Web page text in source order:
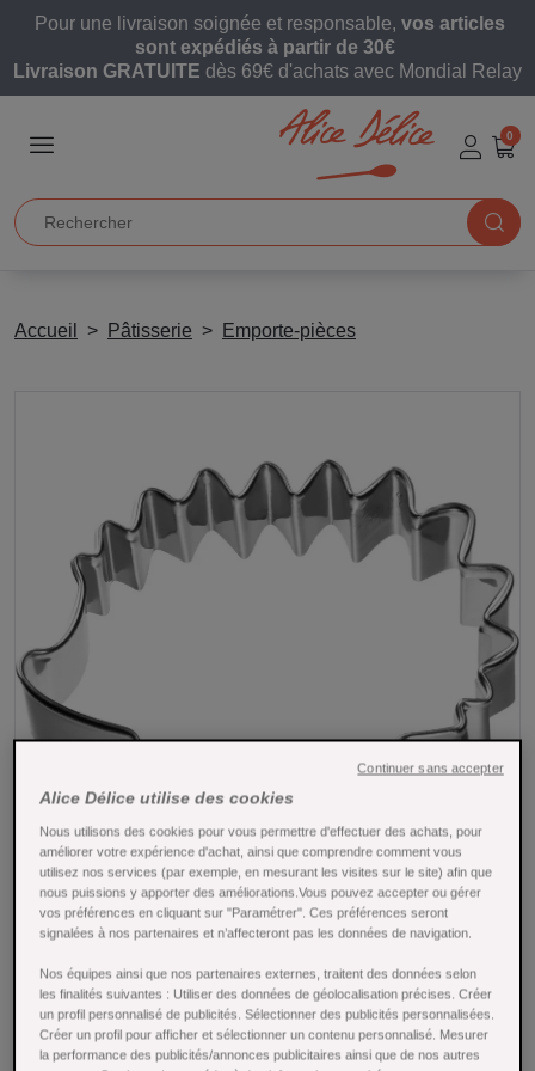
Pour une livraison soignée et responsable, vos articles
sont expédiés à partir de 30€
Livraison GRATUITE dès 69€ d'achats avec Mondial Relay
0
Accueil Pâtisserie Emporte-pièces
Tap to expand
Emporte-pièce en inox hérisson 6 cm -
Birkmann
Référence : 15739
Vous souhaitez réaliser vous même de savoureux biscuits
Alice Délice utilise des cookies
Nous utilisons des cookies pour vous permettre d'effectuer des achats, pour
améliorer votre expérience d'achat, ainsi que comprendre comment vous
utilisez nos services (par exemple, en mesurant les visites sur le site) afin que
nous puissions y apporter des améliorations.Vous pouvez accepter ou gérer
vos préférences en cliquant sur "Paramétrer". Ces préférences seront
signalées à nos partenaires et n’affecteront pas les données de navigation.
Nos équipes ainsi que nos partenaires externes, traitent des données selon
les finalités suivantes : Utiliser des données de géolocalisation précises. Créer
un profil personnalisé de publicités. Sélectionner des publicités personnalisées.
Créer un profil pour afficher et sélectionner un contenu personnalisé. Mesurer
la performance des publicités/annonces publicitaires ainsi que de nos autres
Continuer sans accepter